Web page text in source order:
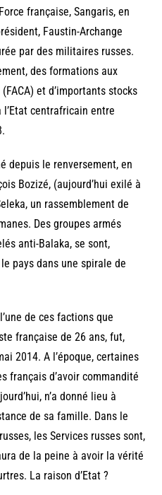
française, Sangaris, en
Faustin-Archange
par des militaires russes.
des formations aux
et d’importants stocks
l’Etat centrafricain entre
depuis le renversement, en
Bozizé, (aujourd’hui exilé à
un rassemblement de
Des groupes armés
anti-Balaka, se sont,
pays dans une spirale de
de ces factions que
française de 26 ans, fut,
2014. A l’époque, certaines
français d’avoir commandité
n’a donné lieu à
de sa famille. Dans le
les Services russes sont,
de la peine à avoir la vérité
La raison d’Etat ?